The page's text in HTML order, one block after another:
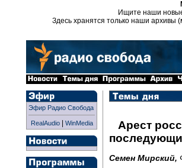
Ищите наши
Здесь хранятся только наши архивы
Эфир Радио Свобода
RealAudio| WinMedia
Арест
Семен Мирский,